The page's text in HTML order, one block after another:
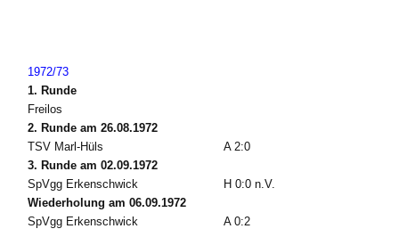
1972/73
1. Runde
Freilos
2. Runde am 26.08.1972
TSV Marl-Hüls
A 2:0
3. Runde am 02.09.1972
SpVgg Erkenschwick
H 0:0 n.V.
Wiederholung am 06.09.1972
SpVgg Erkenschwick
A 0:2